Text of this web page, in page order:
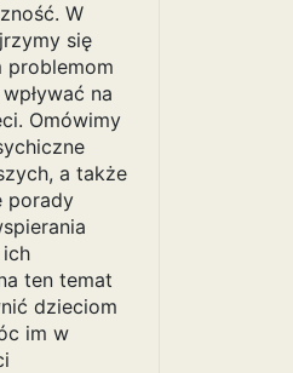
W
się
problemom
na
Omówimy
a także
porady
ten temat
dzieciom
im w